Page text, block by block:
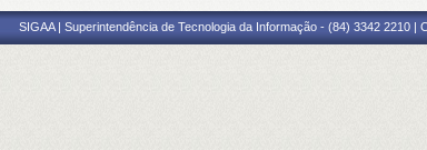
SIGAA | Superintendência de Tecnologia da Informação - (84) 3342 2210